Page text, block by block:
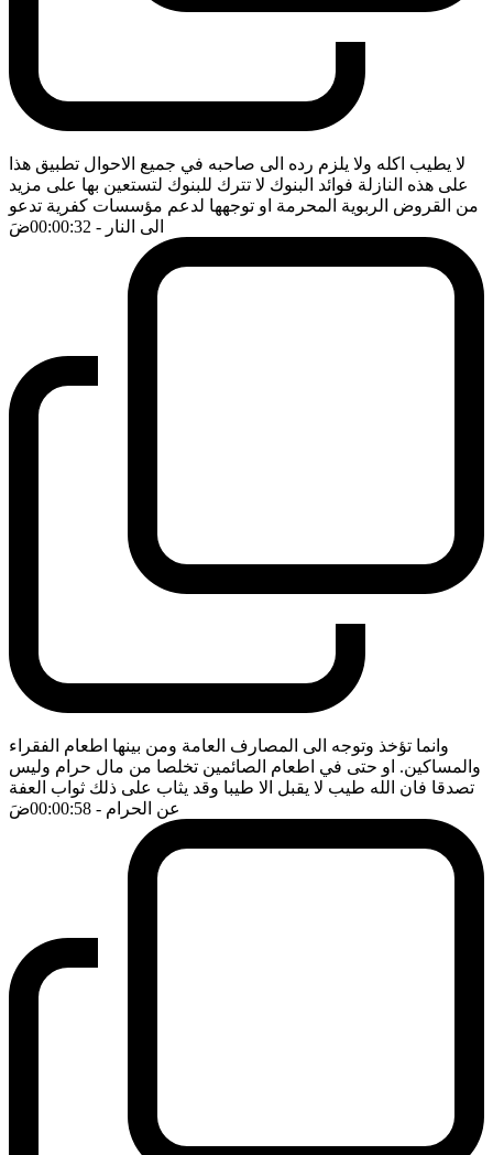
لا يطيب اكله ولا يلزم رده الى صاحبه في جميع الاحوال تطبيق هذا
على هذه النازلة فوائد البنوك لا تترك للبنوك لتستعين بها على مزيد
من القروض الربوية المحرمة او توجهها لدعم مؤسسات كفرية تدعو
الى النار - 00:00:32 ضَ
وانما تؤخذ وتوجه الى المصارف العامة ومن بينها اطعام الفقراء
والمساكين. او حتى في اطعام الصائمين تخلصا من مال حرام وليس
تصدقا فان الله طيب لا يقبل الا طيبا وقد يثاب على ذلك ثواب العفة
عن الحرام - 00:00:58 ضَ